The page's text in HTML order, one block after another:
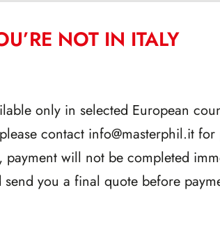
NOT IN ITALY
only in selected European
contact info@masterphil.itfor
payment will not be completed
you a final quote before